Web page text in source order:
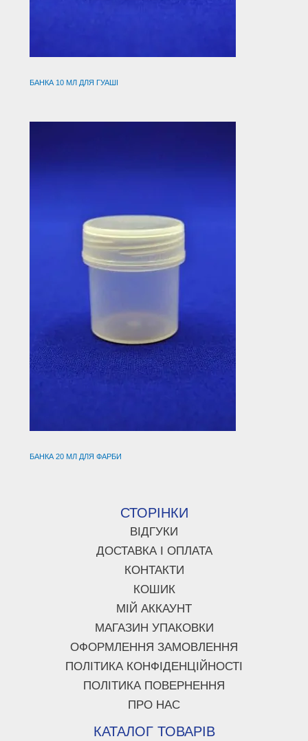
БАНКА 10 МЛ ДЛЯ ГУАШІ
БАНКА 20 МЛ ДЛЯ ФАРБИ
СТОРІНКИ
ВІДГУКИ
ДОСТАВКА І ОПЛАТА
КОНТАКТИ
КОШИК
МІЙ АККАУНТ
МАГАЗИН УПАКОВКИ
ОФОРМЛЕННЯ ЗАМОВЛЕННЯ
ПОЛІТИКА КОНФІДЕНЦІЙНОСТІ
ПОЛІТИКА ПОВЕРНЕННЯ
ПРО НАС
КАТАЛОГ ТОВАРІВ